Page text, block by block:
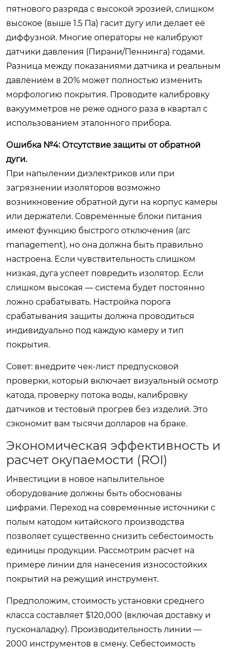
пятнового разряда с высокой эрозией, слишком
высокое (выше 1.5 Па) гасит дугу или делает её
диффузной. Многие операторы не калибруют
датчики давления (Пирани/Пеннинга) годами.
Разница между показаниями датчика и реальным
давлением в 20% может полностью изменить
морфологию покрытия. Проводите калибровку
вакуумметров не реже одного раза в квартал с
использованием эталонного прибора.
Ошибка №4: Отсутствие защиты от обратной
дуги.
При напылении диэлектриков или при
загрязнении изоляторов возможно
возникновение обратной дуги на корпус камеры
или держатели. Современные блоки питания
имеют функцию быстрого отключения (arc
management), но она должна быть правильно
настроена. Если чувствительность слишком
низкая, дуга успеет повредить изолятор. Если
слишком высокая — система будет постоянно
ложно срабатывать. Настройка порога
срабатывания защиты должна проводиться
индивидуально под каждую камеру и тип
покрытия.
Совет: внедрите чек-лист предпусковой
проверки, который включает визуальный осмотр
катода, проверку потока воды, калибровку
датчиков и тестовый прогрев без изделий. Это
сэкономит вам тысячи долларов на браке.
Экономическая эффективность и
расчет окупаемости (ROI)
Инвестиции в новое напылительное
оборудование должны быть обоснованы
цифрами. Переход на современные источники с
полым катодом китайского производства
позволяет существенно снизить себестоимость
единицы продукции. Рассмотрим расчет на
примере линии для нанесения износостойких
покрытий на режущий инструмент.
Предположим, стоимость установки среднего
класса составляет $120,000 (включая доставку и
пусконаладку). Производительность линии —
2000 инструментов в смену. Себестоимость